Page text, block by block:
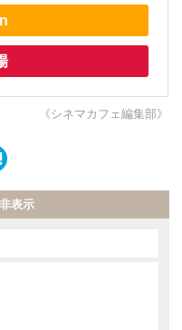
《シネマカフェ編集部》
表示